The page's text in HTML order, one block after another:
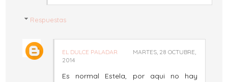
Respuestas
EL DULCE PALADAR
MARTES, 28 OCTUBRE,
2014
Es normal Estela, por aqui no hay